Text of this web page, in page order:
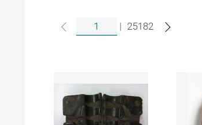
| 25182